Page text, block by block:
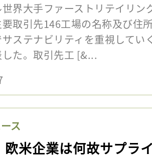
界大手ファーストリテイリン
取引先146工場の名称及び住
ステナビリティを重視してい
た。取引先工 [&...
ス
欧米企業は何故サプラ